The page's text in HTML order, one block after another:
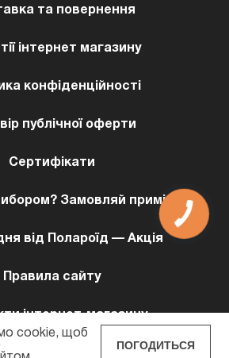
та повернення
інтернет магазину
конфіденційності
публічної оферти
Сертифікати
Замовляй примірку!
від Полароїд — Акція
Правила сайту
інтернет-магазину
cookie, щоб
ПОГОДИТЬСЯ